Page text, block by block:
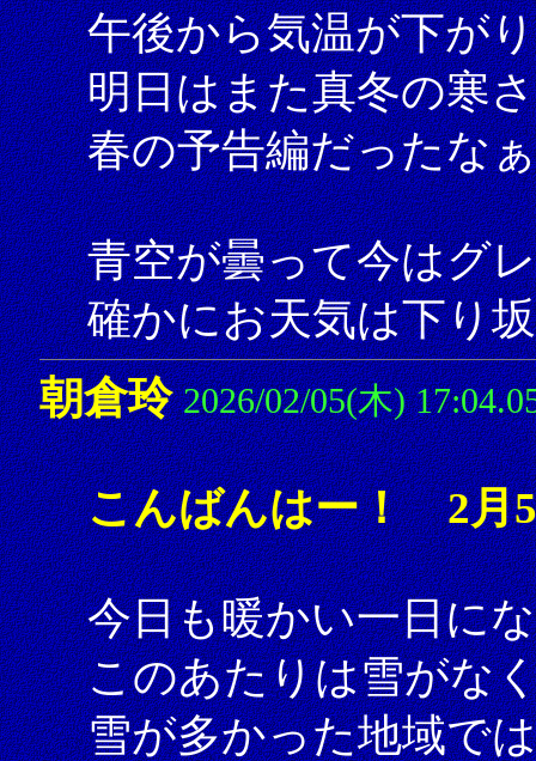
午後から気温が下が
明日はまた真冬の寒
春の予告編だったな
青空が曇って今はグ
確かにお天気は下り
朝倉玲 2026/02/05(木)
こんばんはー！ 2月
今日も暖かい一日に
このあたりは雪がな
雪が多かった地域で